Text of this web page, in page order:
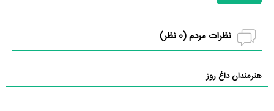
نظرات مردم (0 نظر)
هنرمندان داغ روز